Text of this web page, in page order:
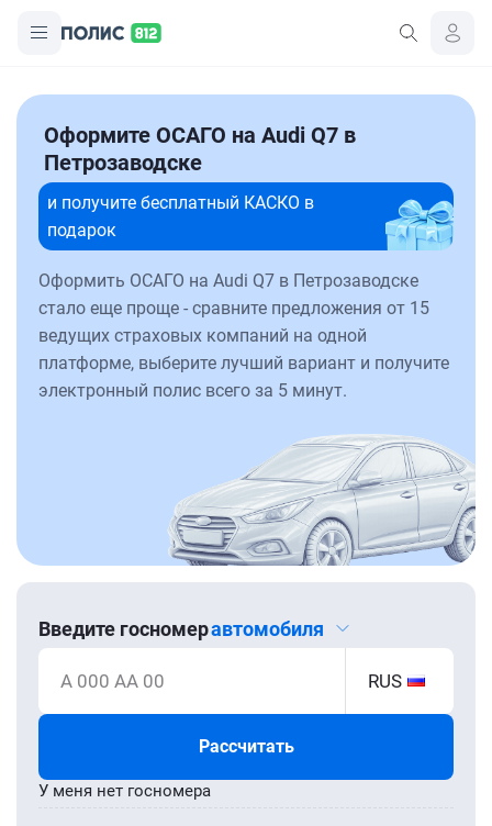
Оформите ОСАГО на Audi Q7 в
Петрозаводске
и получите бесплатный КАСКО в
подарок
Оформить ОСАГО на Audi Q7 в Петрозаводске
стало еще проще - сравните предложения от 15
ведущих страховых компаний на одной
платформе, выберите лучший вариант и получите
электронный полис всего за 5 минут.
Введите госномеравтомобиля
А 000 АА 00 RUS
Рассчитать
У меня нет госномера